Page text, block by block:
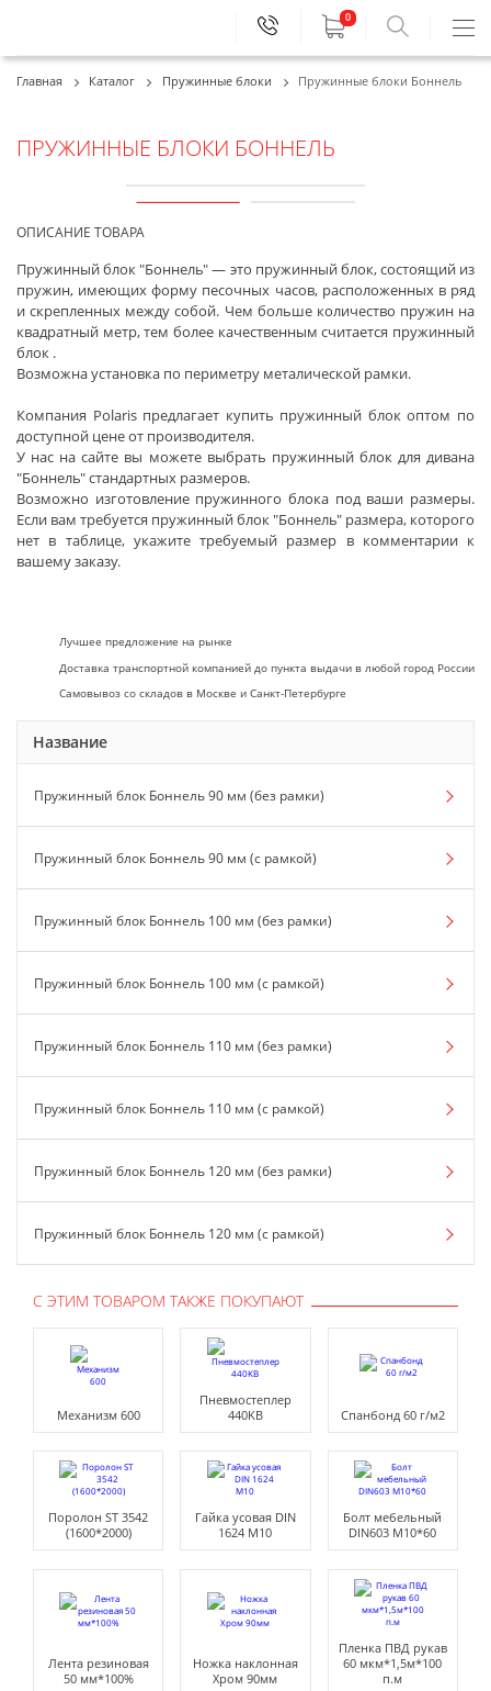
МСК:+7 (495)414-11-33
0
Главная Каталог Пружинные блоки Пружинные блоки Боннель
ПРУЖИННЫЕ БЛОКИ БОННЕЛЬ
ОПИСАНИЕ ТОВАРА
Пружинный блок "Боннель" — это пружинный блок, состоящий из
пружин, имеющих форму песочных часов, расположенных в ряд
и скрепленных между собой. Чем больше количество пружин на
квадратный метр, тем более качественным считается пружинный
блок .
Возможна установка по периметру металической рамки.
Компания Polaris предлагает купить пружинный блок оптом по
доступной цене от производителя.
У нас на сайте вы можете выбрать пружинный блок для дивана
"Боннель" стандартных размеров.
Возможно изготовление пружинного блока под ваши размеры.
Если вам требуется пружинный блок "Боннель" размера, которого
нет в таблице, укажите требуемый размер в комментарии к
вашему заказу.
Лучшее предложение на рынке
Доставка транспортной компанией до пункта выдачи в любой город России
Самовывоз со складов в Москве и Санкт-Петербурге
Название
Пружинный блок Боннель 90 мм (без рамки)
Пружинный блок Боннель 90 мм (с рамкой)
Пружинный блок Боннель 100 мм (без рамки)
Пружинный блок Боннель 100 мм (с рамкой)
Пружинный блок Боннель 110 мм (без рамки)
Пружинный блок Боннель 110 мм (с рамкой)
Пружинный блок Боннель 120 мм (без рамки)
Пружинный блок Боннель 120 мм (с рамкой)
С ЭТИМ ТОВАРОМ ТАКЖЕ ПОКУПАЮТ
Механизм 600
Пневмостеплер
440KB
Спанбонд 60 г/м2
Поролон ST 3542
(1600*2000)
Гайка усовая DIN
1624 М10
Болт мебельный
DIN603 М10*60
Лента резиновая
50 мм*100%
Ножка наклонная
Хром 90мм
Пленка ПВД рукав
60 мкм*1,5м*100
п.м